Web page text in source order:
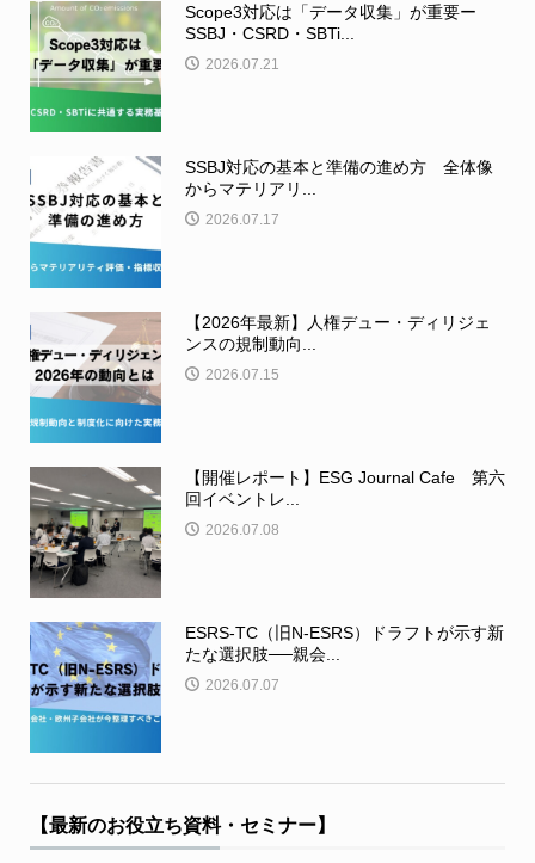
Scope3対応は「データ収集」が重要ー
SSBJ・CSRD・SBTi...
2026.07.21
SSBJ対応の基本と準備の進め方 全体像
からマテリアリ...
2026.07.17
【2026年最新】人権デュー・ディリジェ
ンスの規制動向...
2026.07.15
【開催レポート】ESG Journal Cafe 第六
回イベントレ...
2026.07.08
ESRS-TC（旧N-ESRS）ドラフトが示す新
たな選択肢──親会...
2026.07.07
【最新のお役立ち資料・セミナー】